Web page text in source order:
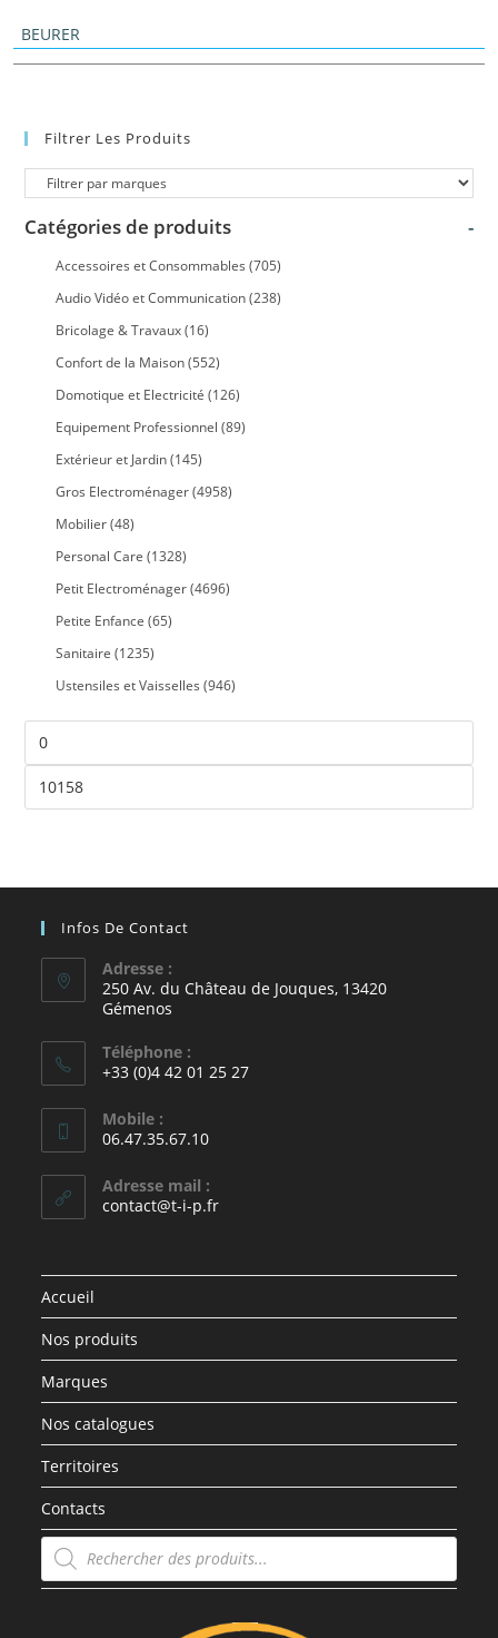
BEURER
Filtrer Les Produits
Catégories de produits -
Accessoires et Consommables (705)
Audio Vidéo et Communication (238)
Bricolage & Travaux (16)
Confort de la Maison (552)
Domotique et Electricité (126)
Equipement Professionnel (89)
Extérieur et Jardin (145)
Gros Electroménager (4958)
Mobilier (48)
Personal Care (1328)
Petit Electroménager (4696)
Petite Enfance (65)
Sanitaire (1235)
Ustensiles et Vaisselles (946)
Infos De Contact
Adresse :
250 Av. du Château de Jouques, 13420
Gémenos
Téléphone :
+33 (0)4 42 01 25 27
Mobile :
06.47.35.67.10
Adresse mail :
contact@t-i-p.fr
Accueil
Nos produits
Marques
Nos catalogues
Territoires
Contacts
Recherche
de
produits